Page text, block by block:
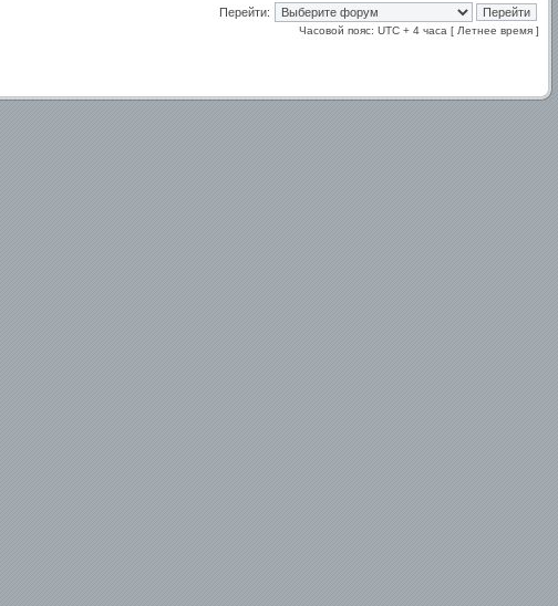
Перейти:
Часовой пояс: UTC + 4 часа [ Летнее время ]